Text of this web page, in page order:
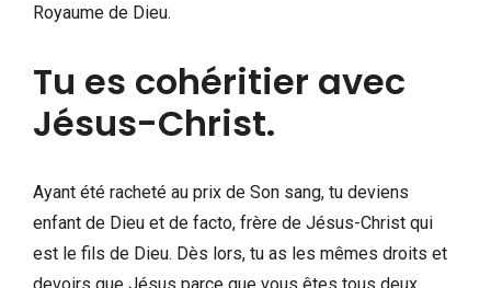
Royaume de Dieu.
Tu es cohéritier avec
Jésus-Christ.
Ayant été racheté au prix de Son sang, tu deviens
enfant de Dieu et de facto, frère de Jésus-Christ qui
est le fils de Dieu. Dès lors, tu as les mêmes droits et
devoirs que Jésus parce que vous êtes tous deux